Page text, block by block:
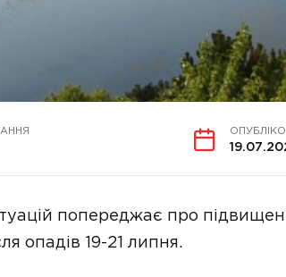
попереджає про
опадів 19-21 липня.